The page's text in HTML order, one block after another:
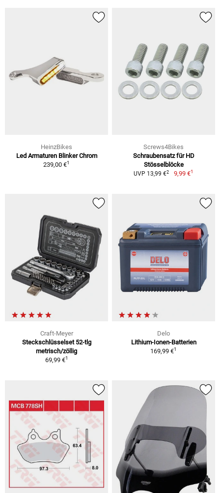
HeinzBikes
Led Armaturen Blinker Chrom
239,00 €1
Screws4Bikes
Schraubensatz für HD
Stösselblöcke
UVP 13,99 €2 9,99 €1
Craft-Meyer
Steckschlüsselset 52-tlg
metrisch/zöllig
69,99 €1
Delo
Lithium-Ionen-Batterien
169,99 €1